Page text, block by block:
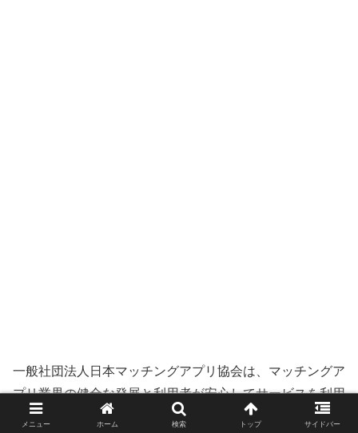
一般社団法人日本マッチングアプリ協会は、マッチングア
プリ業界の健全な発展と利用者が安心してサービスを利用
できる環境の整備を目的とする業界団体です。
メニュー ホーム 検索 トップ サイドバー